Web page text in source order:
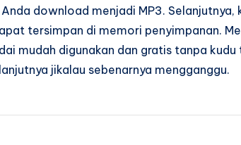
download menjadi MP3.
tersimpan di memori penyimpanan.
mudah digunakan dan gratis tanpa
jikalau sebenarnya mengganggu.